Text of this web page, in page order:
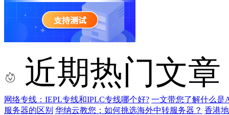
近期热门文章
网络专线：IEPL专线和IPLC专线哪个好? 一文带您了解什么是
服务器的区别 华纳云教您：如何挑选海外中转服务器？ 香港